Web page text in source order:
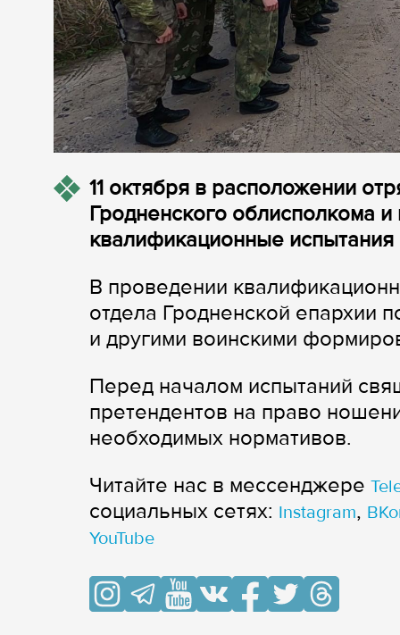
11 октября в расположении
Гродненского облисполкома
квалификационные
В проведении
отдела Гродненской епархии
и другими воинскими
Перед началом испытаний
претендентов на право
необходимых нормативов.
Читайте нас в мессенджере
cоциальных сетях: Instagram,
YouTube